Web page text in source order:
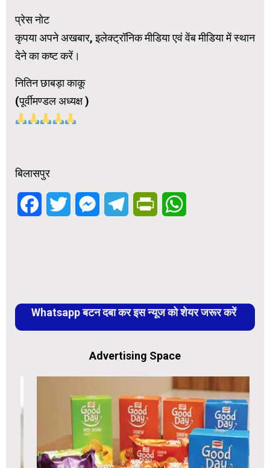
प्रेस नोट
कृपया अपने अखबार, इलेक्ट्रॉनिक मीडिया एवं वेंब मीडिया में स्थान
देने का कष्ट करें।
नितिन छाबड़ा काकू
(पूर्वीमण्डल अध्यक्ष )
बिलासपुर
FacebookTwitter MessengerTelegramPrintFriendly
Whatsapp बटन दबा कर इस न्यूज को शेयर जरूर करें
Advertising Space